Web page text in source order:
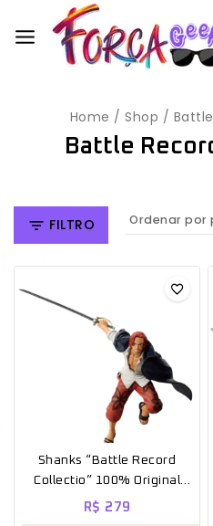
Home / Shop /
Battle
FILTRO
Shanks “Battle Record
Collectio” 100% Original
Lacrado one piece
R$ 279